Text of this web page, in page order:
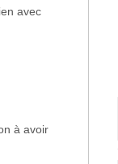
avec
à avoir